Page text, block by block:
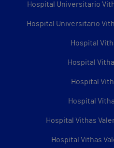
Hospital Universitario
Hospital Universitario
Hospital
Hospital
Hospital
Hospital
Hospital Vithas
Hospital Vithas